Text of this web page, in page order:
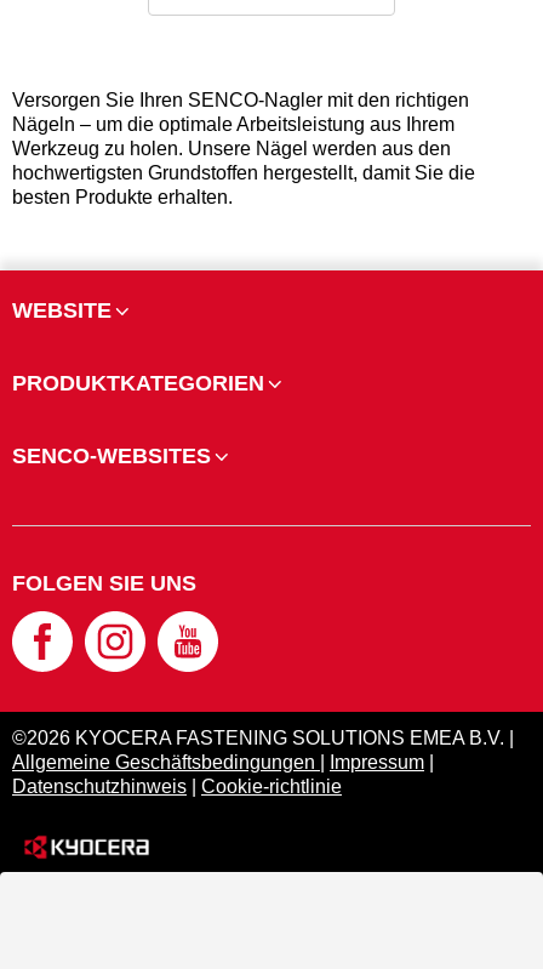
Versorgen Sie Ihren SENCO-Nagler mit den richtigen
Nägeln – um die optimale Arbeitsleistung aus Ihrem
Werkzeug zu holen. Unsere Nägel werden aus den
hochwertigsten Grundstoffen hergestellt, damit Sie die
besten Produkte erhalten.
WEBSITE
PRODUKTKATEGORIEN
SENCO-WEBSITES
FOLGEN SIE UNS
©2026 KYOCERA FASTENING SOLUTIONS EMEA B.V. |
Allgemeine Geschäftsbedingungen
Impressum
Datenschutzhinweis
Cookie-richtlinie